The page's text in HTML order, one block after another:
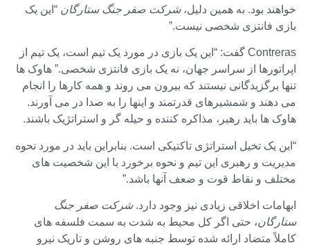
خواهند بود. به همین دلیل،شرکت صفر جنگ ستارگان “این یک
بازی فانتزی شخصی نیست.”
Contreras گفت: “این یک بازی در مورد یک تیم است، یک تیم از
اپراتورها از سراسر جهان، نه یک بازی فانتزی شخصی.” هاوک ها
تنها برگزیدگانی نیستند که بیرون می روند و همه کارها را انجام
می دهند و شمشیرهای قدرتمند و اینها را به صدا در می آورند.
هاوک ها باید رهبر، مذاکره کننده و حیله گر و استراتژیک باشند.
“این یک تخیل استراتژی تاکتیکی است. بنابراین باید در مورد نحوه
مدیریت و رهبری این تیم و نحوه برخورد با این شخصیت های
مختلف و نقاط قوت و ضعف آنها باشد.”
ابهامات اخلاقی زیادی نیز وجود دارد.شرکت صفر جنگ
ستارگان، حتی اگر کل محیط به شدت به سمت فلسفه های
کاملاً متضاد ارائه شده توسط جنبه های روشن و تاریک نیرو